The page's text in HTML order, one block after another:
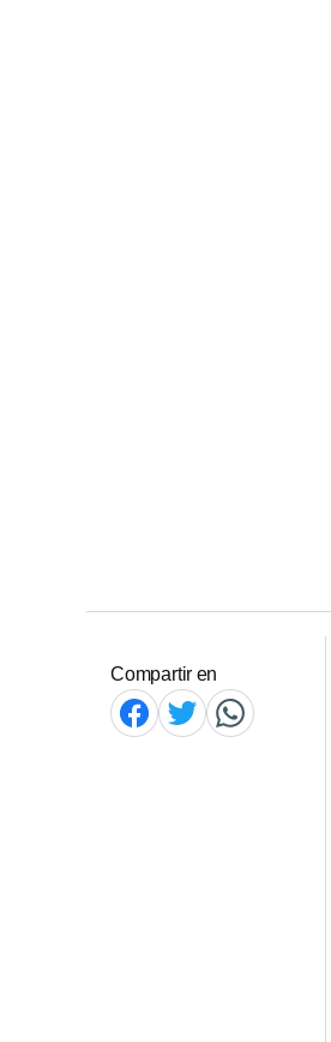
Compartir en